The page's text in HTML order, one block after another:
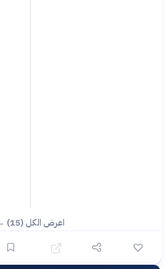
اعرض الكل (15) ←